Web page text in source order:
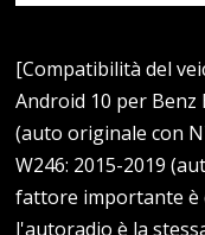
[Compatibilità del
Android 10 per Benz
(auto originale con
W246: 2015-2019
fattore importante è
l'autoradio è la